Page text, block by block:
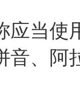
应当
音、阿